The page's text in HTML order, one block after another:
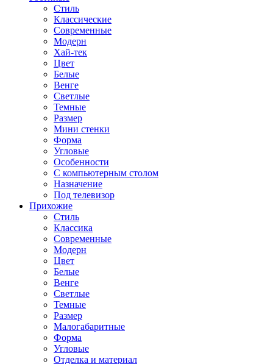
Стиль
Классические
Современные
Модерн
Хай-тек
Цвет
Белые
Венге
Светлые
Темные
Размер
Мини стенки
Форма
Угловые
Особенности
С компьютерным столом
Назначение
Под телевизор
Прихожие
Стиль
Классика
Современные
Модерн
Цвет
Белые
Венге
Светлые
Темные
Размер
Малогабаритные
Форма
Угловые
Отделка и материал